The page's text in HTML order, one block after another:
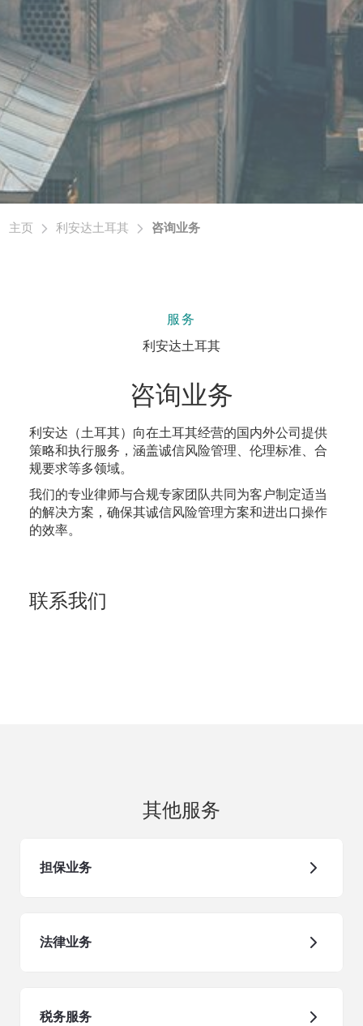
主页 利安达土耳其 咨询业务
服务
利安达土耳其
咨询业务
利安达（土耳其）向在土耳其经营的国内外公司提供
策略和执行服务，涵盖诚信风险管理、伦理标准、合
规要求等多领域。
我们的专业律师与合规专家团队共同为客户制定适当
的解决方案，确保其诚信风险管理方案和进出口操作
的效率。
联系我们
其他服务
担保业务
法律业务
税务服务